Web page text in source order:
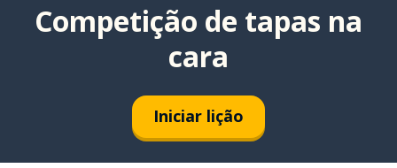
Competição de tapas na
cara
Iniciar lição